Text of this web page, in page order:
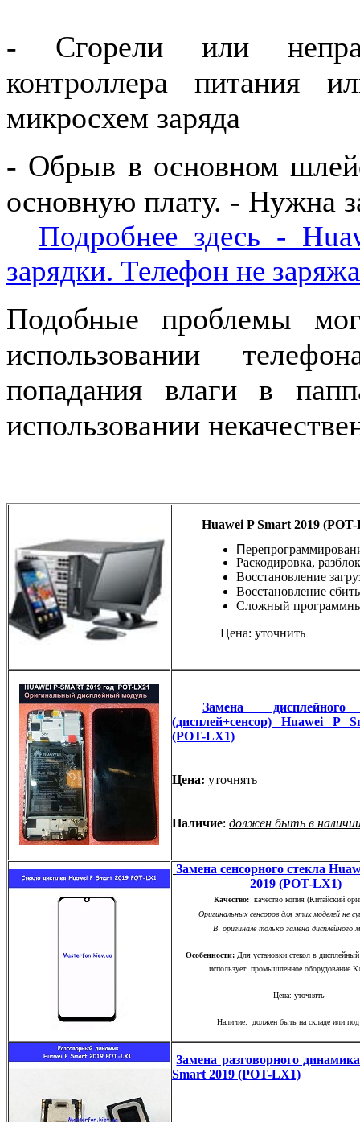
- Сгорели или
контроллера питания
микросхем заряда
- Обрыв в основном
основную плату. - Нужна
Подробнее здесь -
зарядки. Телефон не
Подобные проблемы
использовании
попадания влаги в
использовании
Huawei P Smart 2019
П
Раскодировка,
Восстановление
Восстановление
Сложный
Цена: уточнить
Замена
(дисплей+сенсор) Huawei P
(POT-LX1)
Цена: уточнять
Наличие: должен быть в
Замена сенсорного стекла
2019 (POT-LX1)
Качество:качество копия (Китайский
Оригинальных сенсоров для этих моделей не
В оригинале только замена дисплейного
Особенности:Для установки стекол в
использует промышленное оборудование
Цена: уточнять
Наличие: должен быть на складе или под
Замена разговорного
Smart 2019 (POT-LX1)